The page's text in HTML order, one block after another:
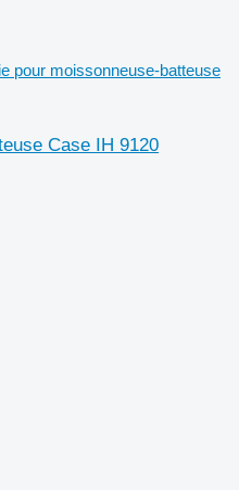
pour moissonneuse-batteuse
Case IH 9120